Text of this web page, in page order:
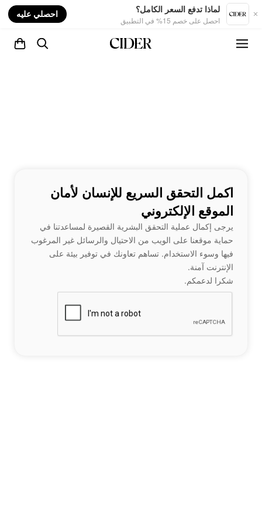
لماذا تدفع السعر الكامل؟
احصل على خصم 15% في التطبيق
احصلي عليه
اكمل التحقق السريع للإنسان لأمان
الموقع الإلكتروني
يرجى إكمال عملية التحقق البشرية القصيرة لمساعدتنا في
حماية موقعنا على الويب من الاحتيال والرسائل غير المرغوب
فيها وسوء الاستخدام. تساهم تعاونك في توفير بيئة على
الإنترنت آمنة.
شكرا لدعمكم.